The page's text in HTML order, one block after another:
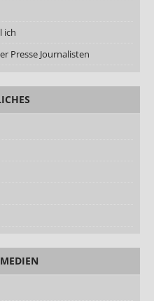
ich
Presse Journalisten